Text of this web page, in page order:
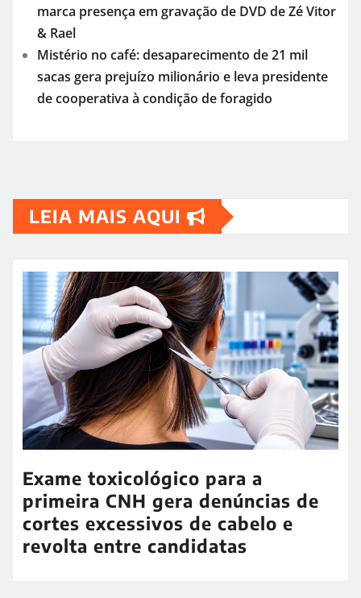
marca presença em gravação de DVD de Zé Vitor
& Rael
Mistério no café: desaparecimento de 21 mil
sacas gera prejuízo milionário e leva presidente
de cooperativa à condição de foragido
LEIA MAIS AQUI
Exame toxicológico para a
primeira CNH gera denúncias de
cortes excessivos de cabelo e
revolta entre candidatas